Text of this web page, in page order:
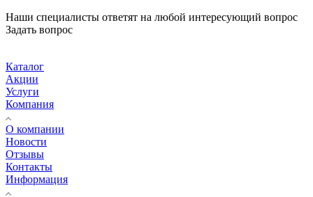
Наши специалисты ответят на любой интересующий вопрос
Задать вопрос
Каталог
Акции
Услуги
Компания
О компании
Новости
Отзывы
Контакты
Информация